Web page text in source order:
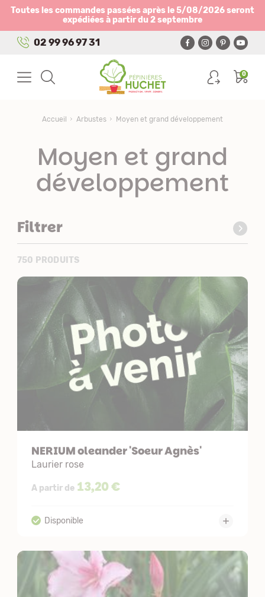
Toutes les commandes passées après le 5/08/2026 seront
expédiées à partir du 2 septembre
02 99 96 97 31
0
Accueil Arbustes Moyen et grand développement
Moyen et grand
développement
Filtrer
750 PRODUITS
NERIUM oleander 'Soeur Agnès'
Laurier rose
A partir de 13,20 €
Panneau de gestion des cookies